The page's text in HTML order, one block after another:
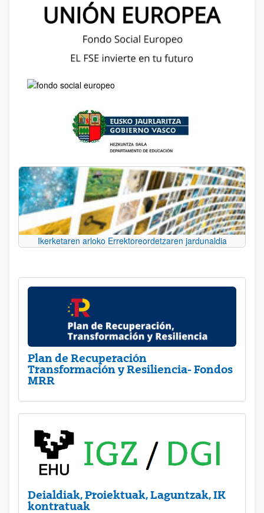
Ikerketaren arloko Errektoreordetzaren jardunaldia
Plan de Recuperación
Transformación y Resiliencia- Fondos
MRR
Deialdiak, Proiektuak, Laguntzak, IK
kontratuak